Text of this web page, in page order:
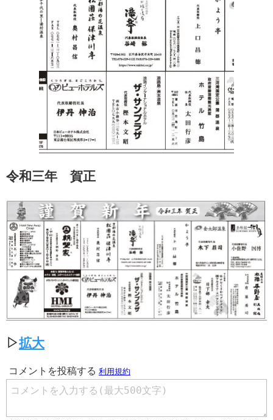
令和三年 賀正
▷拡大